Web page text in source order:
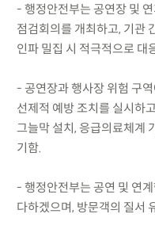
- 행정안전부는 공연장 및
점검회의를 개최하고, 기관
인파 밀집 시 적극적으로 대
- 공연장과 행사장 위험 구
선제적 예방 조치를 실시하
그늘막 설치, 응급의료체계
기함.
- 행정안전부는 공연 및 연
다하겠으며, 방문객의 질서